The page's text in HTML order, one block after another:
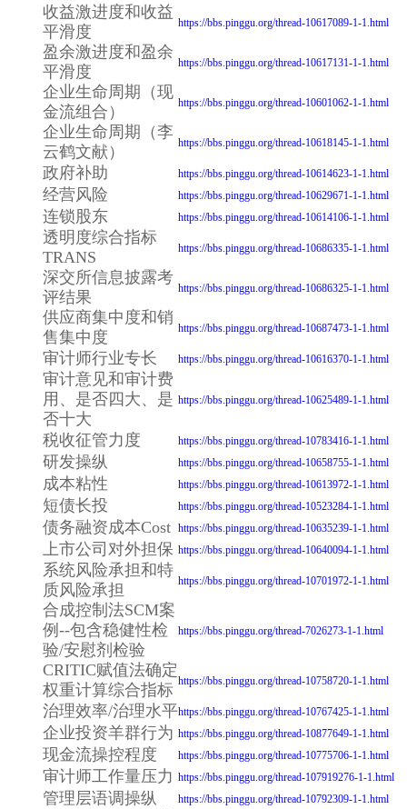
收益激进度和收益
平滑度
https://bbs.pinggu.org/thread-10617089-1-1.html
盈余激进度和盈余
平滑度
https://bbs.pinggu.org/thread-10617131-1-1.html
企业生命周期（现
金流组合）
https://bbs.pinggu.org/thread-10601062-1-1.html
企业生命周期（李
云鹤文献）
https://bbs.pinggu.org/thread-10618145-1-1.html
政府补助 https://bbs.pinggu.org/thread-10614623-1-1.html
经营风险 https://bbs.pinggu.org/thread-10629671-1-1.html
连锁股东 https://bbs.pinggu.org/thread-10614106-1-1.html
透明度综合指标
TRANS
https://bbs.pinggu.org/thread-10686335-1-1.html
深交所信息披露考
评结果
https://bbs.pinggu.org/thread-10686325-1-1.html
供应商集中度和销
售集中度
https://bbs.pinggu.org/thread-10687473-1-1.html
审计师行业专长 https://bbs.pinggu.org/thread-10616370-1-1.html
审计意见和审计费
用、是否四大、是
否十大
https://bbs.pinggu.org/thread-10625489-1-1.html
税收征管力度 https://bbs.pinggu.org/thread-10783416-1-1.html
研发操纵 https://bbs.pinggu.org/thread-10658755-1-1.html
成本粘性 https://bbs.pinggu.org/thread-10613972-1-1.html
短债长投 https://bbs.pinggu.org/thread-10523284-1-1.html
债务融资成本Cost https://bbs.pinggu.org/thread-10635239-1-1.html
上市公司对外担保 https://bbs.pinggu.org/thread-10640094-1-1.html
系统风险承担和特
质风险承担
https://bbs.pinggu.org/thread-10701972-1-1.html
合成控制法SCM案
例--包含稳健性检
验/安慰剂检验
https://bbs.pinggu.org/thread-7026273-1-1.html
CRITIC赋值法确定
权重计算综合指标 https://bbs.pinggu.org/thread-10758720-1-1.html
治理效率/治理水平https://bbs.pinggu.org/thread-10767425-1-1.html
企业投资羊群行为 https://bbs.pinggu.org/thread-10877649-1-1.html
现金流操控程度 https://bbs.pinggu.org/thread-10775706-1-1.html
审计师工作量压力 https://bbs.pinggu.org/thread-107919276-1-1.html
管理层语调操纵 https://bbs.pinggu.org/thread-10792309-1-1.html